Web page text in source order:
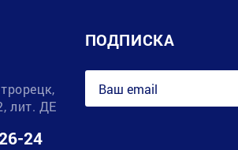
лит. ДЕ
24
ПОДПИСКА